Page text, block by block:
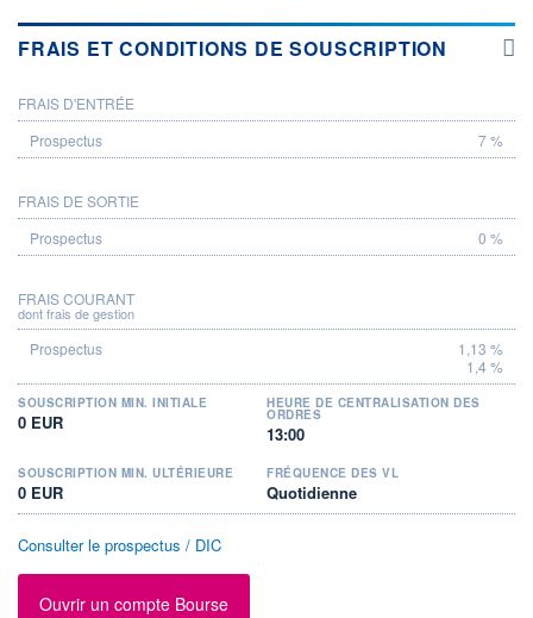
FRAIS ET CONDITIONS DE SOUSCRIPTION
PROSPECTUS
FRAIS D'ENTRÉE
7 %
FRAIS DE SORTIE
0 %
FRAIS COURANT
dont frais de gestion
1,13 %
1,4 %
SOUSCRIPTION MIN. INITIALE
0 EUR
HEURE DE CENTRALISATION DES
ORDRES
13:00
SOUSCRIPTION MIN. ULTÉRIEURE
0 EUR
FRÉQUENCE DES VL
Quotidienne
Consulter le prospectus / DIC
Ouvrir un compte Bourse